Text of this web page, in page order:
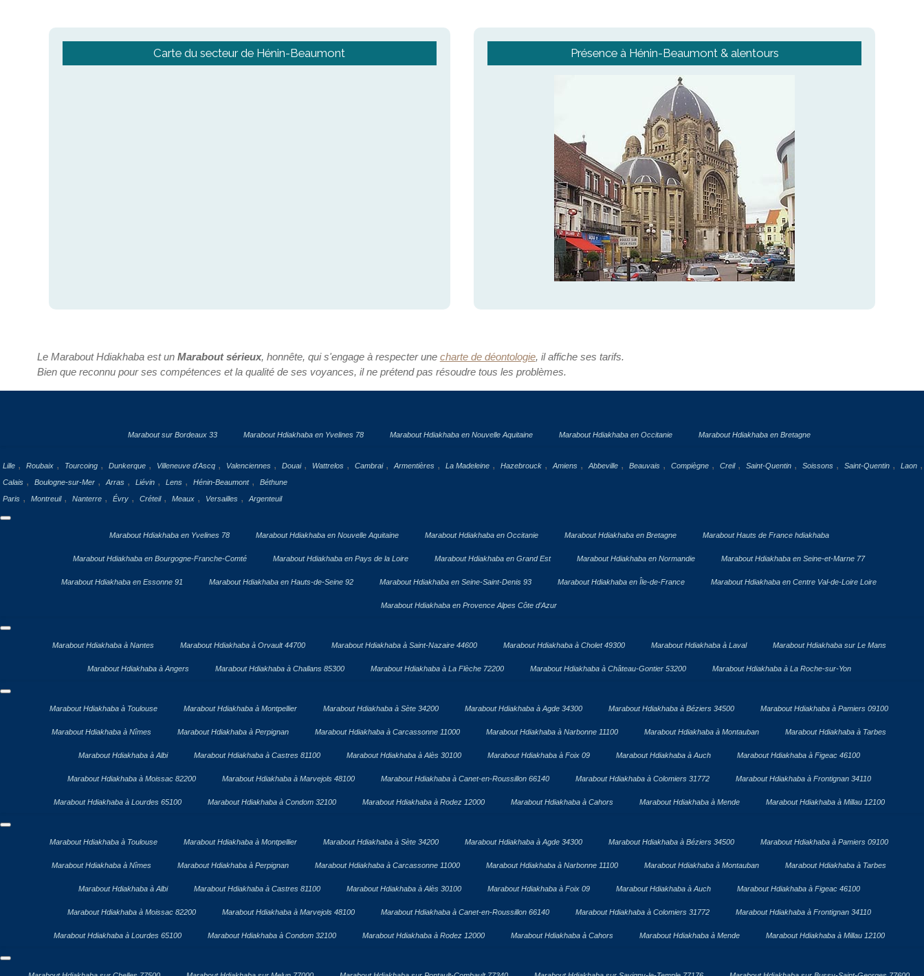
Carte du secteur de Hénin-Beaumont Présence à Hénin-Beaumont & alentours
Le Marabout Hdiakhaba est un Marabout sérieux, honnête, qui s'engage à respecter une charte de déontologie, il affiche ses tarifs.
Bien que reconnu pour ses compétences et la qualité de ses voyances, il ne prétend pas résoudre tous les problèmes.
Marabout sur Bordeaux 33 Marabout Hdiakhaba en Yvelines 78 Marabout Hdiakhaba en Nouvelle Aquitaine Marabout Hdiakhaba en Occitanie Marabout Hdiakhaba en Bretagne
Lille , Roubaix , Tourcoing , Dunkerque , Villeneuve d'Ascq , Valenciennes , Douai , Wattrelos , Cambrai , Armentières , La Madeleine , Hazebrouck , Amiens , Abbeville , Beauvais , Compiègne , Creil , Saint-Quentin , Soissons , Saint-Quentin , Laon ,
Calais , Boulogne-sur-Mer , Arras , Liévin , Lens , Hénin-Beaumont ,
Béthune
Paris , Montreuil , Nanterre , Évry , Créteil , Meaux , Versailles , Argenteuil
Marabout Hdiakhaba en Yvelines 78 Marabout Hdiakhaba en Nouvelle Aquitaine Marabout Hdiakhaba en Occitanie Marabout Hdiakhaba en Bretagne Marabout Hauts de France hdiakhaba
Marabout Hdiakhaba en Bourgogne-Franche-Comté Marabout Hdiakhaba en Pays de la Loire Marabout Hdiakhaba en Grand Est Marabout Hdiakhaba en Normandie Marabout Hdiakhaba en Seine-et-Marne 77
Marabout Hdiakhaba en Essonne 91 Marabout Hdiakhaba en Hauts-de-Seine 92 Marabout Hdiakhaba en Seine-Saint-Denis 93 Marabout Hdiakhaba en Île-de-France Marabout Hdiakhaba en Centre Val-de-Loire Loire
Marabout Hdiakhaba en Provence Alpes Côte d’Azur
Marabout Hdiakhaba à Nantes Marabout Hdiakhaba à Orvault 44700 Marabout Hdiakhaba à Saint-Nazaire 44600 Marabout Hdiakhaba à Cholet 49300 Marabout Hdiakhaba à Laval Marabout Hdiakhaba sur Le Mans
Marabout Hdiakhaba à Angers Marabout Hdiakhaba à Challans 85300 Marabout Hdiakhaba à La Flèche 72200 Marabout Hdiakhaba à Château-Gontier 53200 Marabout Hdiakhaba à La Roche-sur-Yon
Marabout Hdiakhaba à Toulouse Marabout Hdiakhaba à Montpellier Marabout Hdiakhaba à Sète 34200 Marabout Hdiakhaba à Agde 34300 Marabout Hdiakhaba à Béziers 34500 Marabout Hdiakhaba à Pamiers 09100
Marabout Hdiakhaba à Nîmes Marabout Hdiakhaba à Perpignan Marabout Hdiakhaba à Carcassonne 11000 Marabout Hdiakhaba à Narbonne 11100 Marabout Hdiakhaba à Montauban Marabout Hdiakhaba à Tarbes
Marabout Hdiakhaba à Albi Marabout Hdiakhaba à Castres 81100 Marabout Hdiakhaba à Alès 30100 Marabout Hdiakhaba à Foix 09 Marabout Hdiakhaba à Auch Marabout Hdiakhaba à Figeac 46100
Marabout Hdiakhaba à Moissac 82200 Marabout Hdiakhaba à Marvejols 48100 Marabout Hdiakhaba à Canet-en-Roussillon 66140 Marabout Hdiakhaba à Colomiers 31772 Marabout Hdiakhaba à Frontignan 34110
Marabout Hdiakhaba à Lourdes 65100 Marabout Hdiakhaba à Condom 32100 Marabout Hdiakhaba à Rodez 12000 Marabout Hdiakhaba à Cahors Marabout Hdiakhaba à Mende Marabout Hdiakhaba à Millau 12100
Marabout Hdiakhaba à Toulouse Marabout Hdiakhaba à Montpellier Marabout Hdiakhaba à Sète 34200 Marabout Hdiakhaba à Agde 34300 Marabout Hdiakhaba à Béziers 34500 Marabout Hdiakhaba à Pamiers 09100
Marabout Hdiakhaba à Nîmes Marabout Hdiakhaba à Perpignan Marabout Hdiakhaba à Carcassonne 11000 Marabout Hdiakhaba à Narbonne 11100 Marabout Hdiakhaba à Montauban Marabout Hdiakhaba à Tarbes
Marabout Hdiakhaba à Albi Marabout Hdiakhaba à Castres 81100 Marabout Hdiakhaba à Alès 30100 Marabout Hdiakhaba à Foix 09 Marabout Hdiakhaba à Auch Marabout Hdiakhaba à Figeac 46100
Marabout Hdiakhaba à Moissac 82200 Marabout Hdiakhaba à Marvejols 48100 Marabout Hdiakhaba à Canet-en-Roussillon 66140 Marabout Hdiakhaba à Colomiers 31772 Marabout Hdiakhaba à Frontignan 34110
Marabout Hdiakhaba à Lourdes 65100 Marabout Hdiakhaba à Condom 32100 Marabout Hdiakhaba à Rodez 12000 Marabout Hdiakhaba à Cahors Marabout Hdiakhaba à Mende Marabout Hdiakhaba à Millau 12100